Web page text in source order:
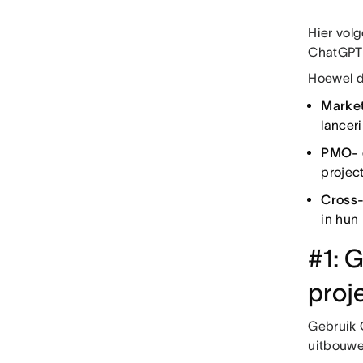
Hier
Hoewel
PMO-
in hun
#1:
Gebruik